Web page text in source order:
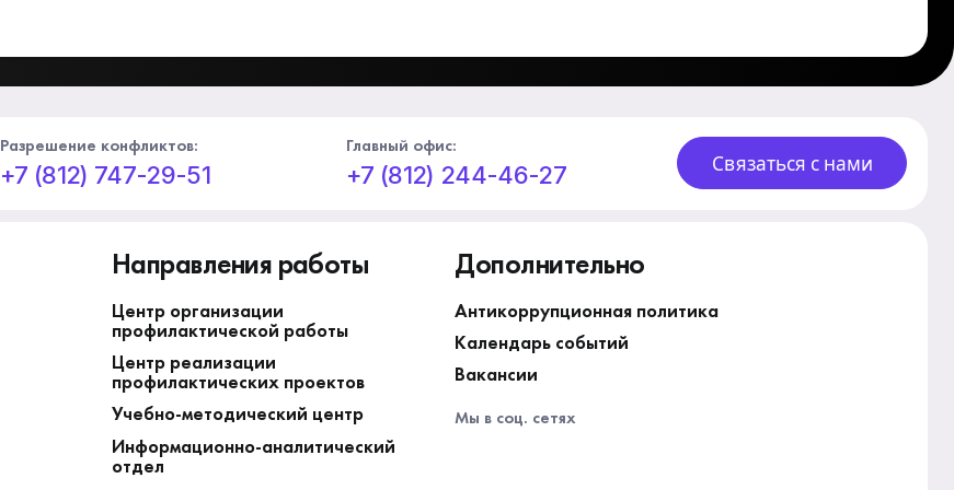
Связаться с нами
Разрешение конфликтов:
+7 (812) 747-29-51
Главный офис:
+7 (812) 244-46-27
Направления работы
Центр организации
профилактической работы
Центр реализации
профилактических проектов
Учебно-методический центр
Информационно-аналитический
отдел
Дополнительно
Антикоррупционная политика
Календарь событий
Вакансии
Мы в соц. сетях